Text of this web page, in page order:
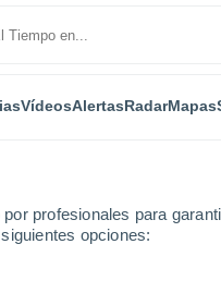
profesionales para
opciones:
VídeosAlertasRadarMapas